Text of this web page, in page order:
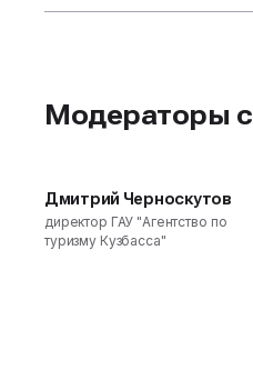
Модераторы
Дмитрий Черноскутов
директор ГАУ "Агентство по
туризму Кузбасса"